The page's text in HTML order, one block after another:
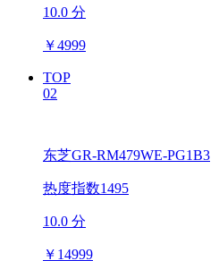
10.0 分
￥4999
TOP
02
东芝GR-RM479WE-PG1B3
热度指数1495
10.0 分
￥ 14999